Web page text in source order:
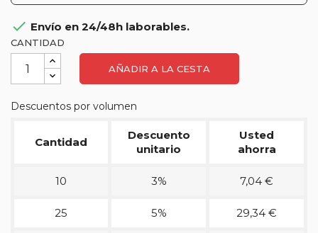
 Envío en 24/48h laborables.
CANTIDAD
AÑADIR A LA CESTA
Descuentos por volumen
Cantidad
Descuento
unitario
Usted
ahorra
10 3% 7,04 €
25 5% 29,34 €